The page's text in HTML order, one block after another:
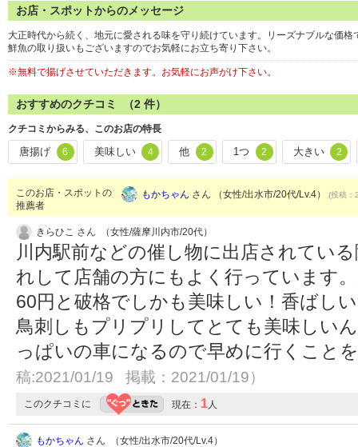
お店・スポットからのメッセージ
大正時代から続く、地元に愛される味を守り続けています。リーズナブルな価
鮮魚の取り扱いもございますのでお気軽にお立ち寄り下さい。
※無料で揚げさせていただきます。お気軽にお声がけ下さい。
おすすめのクチコミ （2 件）
クチコミからみる、このお店の特長
唐揚げ 6 美味しい 4 他 2 1つ 2 大きい 2
このお店・スポットの
推薦者
もかちゃん さん （女性/出水市/20代/Lv.4） (投稿
きらひこ さん （女性/薩摩川内市/20代）
川内駅前などの催し物に出店されてい
れして店舗の方にもよく行っています
60円と破格でしかも美味しい！香ばし
鳥刺しもプリプリしてとても美味しい
っぱいの車になるので早めに行くこと
稿:2021/01/19 掲載：2021/01/19）
このクチコミに 現在： 1 人
もかちゃん さん （女性/出水市/20代/Lv.4）